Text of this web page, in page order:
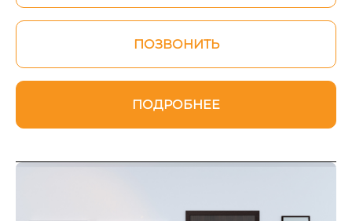
ПОЗВОНИТЬ
ПОДРОБНЕЕ